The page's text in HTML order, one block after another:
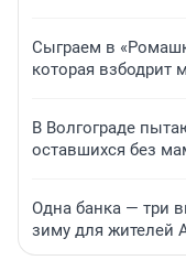
Сыграем в
которая взбодрит
В Волгограде
оставшихся без
Одна банка — три
зиму для жителей